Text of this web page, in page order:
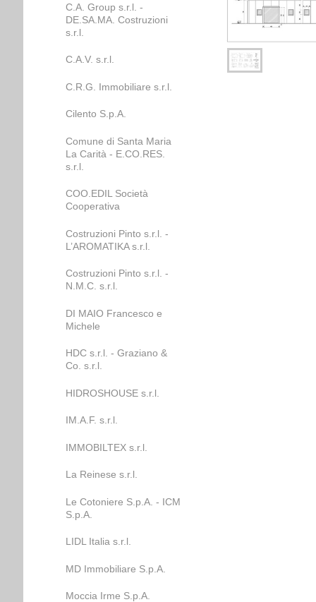
C.A. Group s.r.l. -
DE.SA.MA. Costruzioni
s.r.l.
C.A.V. s.r.l.
C.R.G. Immobiliare s.r.l.
Cilento S.p.A.
Comune di Santa Maria
La Carità - E.CO.RES.
s.r.l.
COO.EDIL Società
Cooperativa
Costruzioni Pinto s.r.l. -
L’AROMATIKA s.r.l.
Costruzioni Pinto s.r.l. -
N.M.C. s.r.l.
DI MAIO Francesco e
Michele
HDC s.r.l. - Graziano &
Co. s.r.l.
HIDROSHOUSE s.r.l.
IM.A.F. s.r.l.
IMMOBILTEX s.r.l.
La Reinese s.r.l.
Le Cotoniere S.p.A. - ICM
S.p.A.
LIDL Italia s.r.l.
MD Immobiliare S.p.A.
Moccia Irme S.p.A.